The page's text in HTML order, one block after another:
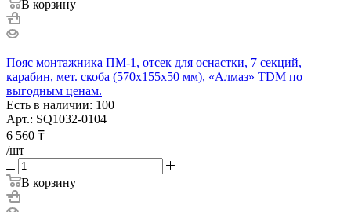
В корзину
Пояс монтажника ПМ-1, отсек для оснастки, 7 секций,
карабин, мет. скоба (570х155х50 мм), «Алмаз» TDM по
выгодным ценам.
Есть в наличии: 100
Арт.: SQ1032-0104
6 560 ₸
/шт
В корзину